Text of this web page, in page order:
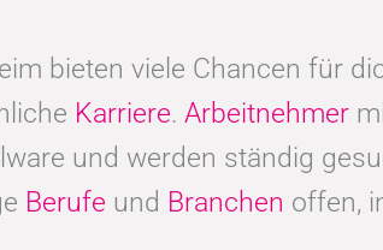
bieten viele Chancen für
Karriere. Arbeitnehmer
und werden ständig
Berufe und Branchen offen,